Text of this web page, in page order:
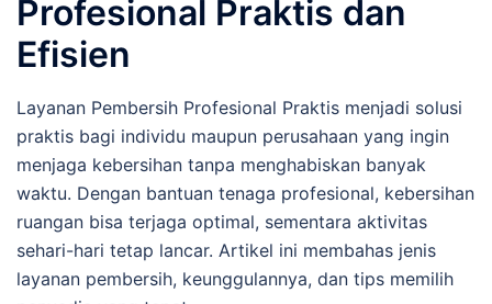
Profesional Praktis dan
Efisien
Layanan Pembersih Profesional Praktis menjadi solusi
praktis bagi individu maupun perusahaan yang ingin
menjaga kebersihan tanpa menghabiskan banyak
waktu. Dengan bantuan tenaga profesional, kebersihan
ruangan bisa terjaga optimal, sementara aktivitas
sehari-hari tetap lancar. Artikel ini membahas jenis
layanan pembersih, keunggulannya, dan tips memilih